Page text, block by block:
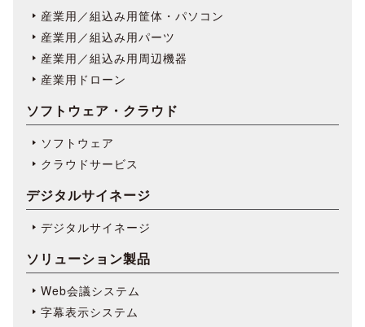
産業用／組込み用筐体・パソコン
産業用／組込み用パーツ
産業用／組込み用周辺機器
産業用ドローン
ソフトウェア・クラウド
ソフトウェア
クラウドサービス
デジタルサイネージ
デジタルサイネージ
ソリューション製品
Web会議システム
字幕表⽰システム